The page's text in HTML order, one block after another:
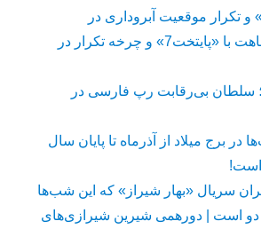
تکرار موقعیت آبروداری در
خواستگاری: شباهت با «پایتخت7» و چرخه تکرار در
سلطان بی‌رقابت رپ فارسی در
در برج میلاد از آذرماه تا پایان سال
است!
سریال «بهار شیراز» که این شب‌ها
دو است | دورهمی شیرین شیرازی‌های